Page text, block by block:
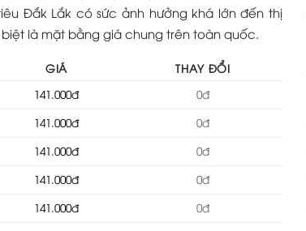
Đắk Lắk có sức ảnh hưởng khá lớn đến thị
là mặt bằng giá chung trên toàn quốc.
GIÁ THAY ĐỔI
141.000đ 0đ
141.000đ 0đ
141.000đ 0đ
141.000đ 0đ
141.000đ 0đ